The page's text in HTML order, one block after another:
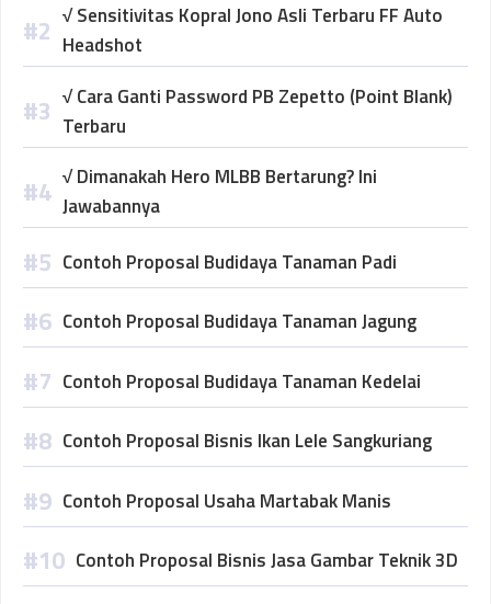
√ Sensitivitas Kopral Jono Asli Terbaru FF Auto
Headshot
√ Cara Ganti Password PB Zepetto (Point Blank)
Terbaru
√ Dimanakah Hero MLBB Bertarung? Ini
Jawabannya
Contoh Proposal Budidaya Tanaman Padi
Contoh Proposal Budidaya Tanaman Jagung
Contoh Proposal Budidaya Tanaman Kedelai
Contoh Proposal Bisnis Ikan Lele Sangkuriang
Contoh Proposal Usaha Martabak Manis
Contoh Proposal Bisnis Jasa Gambar Teknik 3D